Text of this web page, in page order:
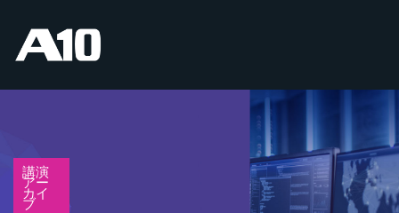
講演
アー
カイ
ブ